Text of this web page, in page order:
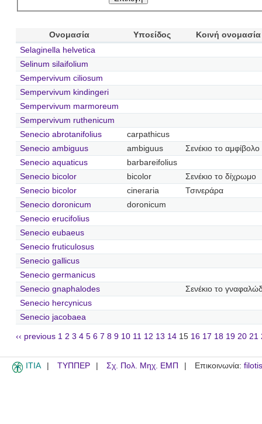
Ονομασία Υποείδος
Κοινή ονομασία
Selaginella helvetica
Selinum silaifolium
Sempervivum ciliosum
Sempervivum kindingeri
Sempervivum marmoreum
Sempervivum ruthenicum
Senecio abrotanifolius
carpathicus
Senecio ambiguus
ambiguus
Σενέκιο το αμφίβολο
Senecio aquaticus
barbareifolius
Senecio bicolor
bicolor
Σενέκιο το δίχρωμο
Senecio bicolor
cineraria
Τσινεράρα
Senecio doronicum
doronicum
Senecio erucifolius
Senecio eubaeus
Senecio fruticulosus
Senecio gallicus
Senecio germanicus
Senecio gnaphalodes
Σενέκιο το
Senecio hercynicus
Senecio jacobaea
‹‹ previous 1 2 3 4 5 6 7 8 9 10 11 12 13 14 15 16 17 18 19 20 21
ITIA ΤΥΠΠΕΡ Σχ. Πολ. Μηχ. ΕΜΠ Επικοινωνία: